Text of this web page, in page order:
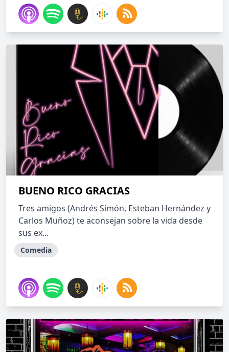
BUENO RICO GRACIAS
Tres amigos (Andrés Simón, Esteban Hernández y
Carlos Muñoz) te aconsejan sobre la vida desde
sus ex...
Comedia